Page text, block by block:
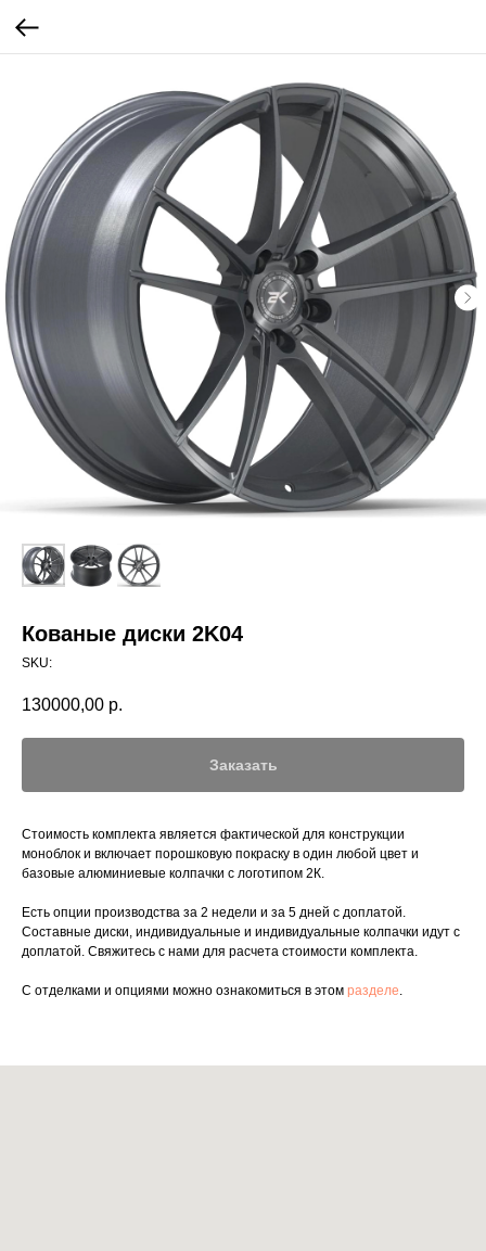
Кованые диски 2K04
SKU:
130000,00 р.
Заказать
Стоимость комплекта является фактической для конструкции
моноблок и включает порошковую покраску в один любой цвет и
базовые алюминиевые колпачки с логотипом 2К.
Есть опции производства за 2 недели и за 5 дней с доплатой.
Составные диски, индивидуальные и индивидуальные колпачки идут с
доплатой. Свяжитесь с нами для расчета стоимости комплекта.
С отделками и опциями можно ознакомиться в этом разделе.